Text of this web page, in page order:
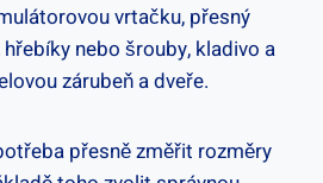
vrtačku, přesný
nebo šrouby, kladivo a
zárubeň a dveře.
přesně změřit rozměry